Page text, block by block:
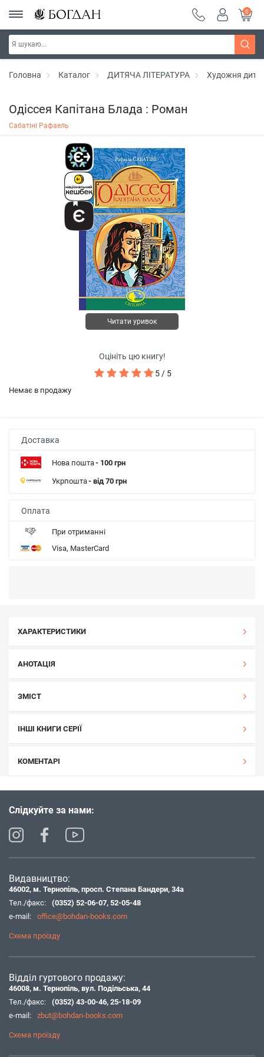
0
Головна Каталог ДИТЯЧА ЛІТЕРАТУРА Художня
Одіссея Капітана Блада : Роман
Сабатіні Рафаель
Читати уривок
Оцініть цю книгу!
5 / 5
Немає в продажу
Доставка
Нова пошта- 100 грн
Укрпошта- від 70 грн
Оплата
При отриманні
Visa, MasterCard
ХАРАКТЕРИСТИКИ
АНОТАЦІЯ
ЗМІСТ
ІНШІ КНИГИ СЕРІЇ
КОМЕНТАРІ
Слідкуйте за нами:
Видавництво:
46002, м. Тернопіль, просп. Степана Бандери, 34а
Тел./факс:
(0352) 52-06-07, 52-05-48
e-mail:
office@bohdan-books.com
Схема проїзду
Відділ гуртового продажу:
46008, м. Тернопіль, вул. Подільська, 44
Тел./факс:
(0352) 43-00-46, 25-18-09
e-mail:
zbut@bohdan-books.com
Схема проїзду